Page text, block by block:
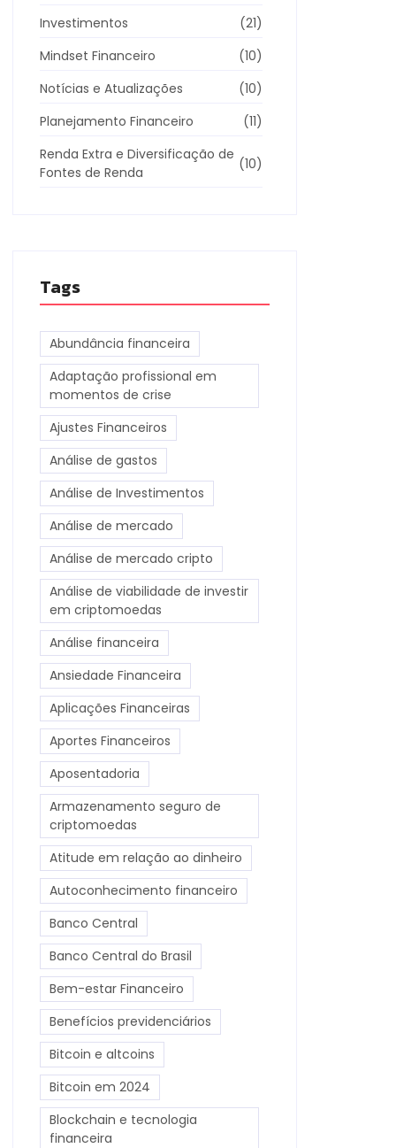
Investimentos
(21)
Mindset Financeiro
(10)
Notícias e Atualizações
(10)
Planejamento Financeiro
(11)
Renda Extra e Diversificação de
Fontes de Renda
(10)
Tags
Abundância financeira
Adaptação profissional em
momentos de crise
Ajustes Financeiros
Análise de gastos
Análise de Investimentos
Análise de mercado
Análise de mercado cripto
Análise de viabilidade de investir
em criptomoedas
Análise financeira
Ansiedade Financeira
Aplicações Financeiras
Aportes Financeiros
Aposentadoria
Armazenamento seguro de
criptomoedas
Atitude em relação ao dinheiro
Autoconhecimento financeiro
Banco Central
Banco Central do Brasil
Bem-estar Financeiro
Benefícios previdenciários
Bitcoin e altcoins
Bitcoin em 2024
Blockchain e tecnologia
financeira